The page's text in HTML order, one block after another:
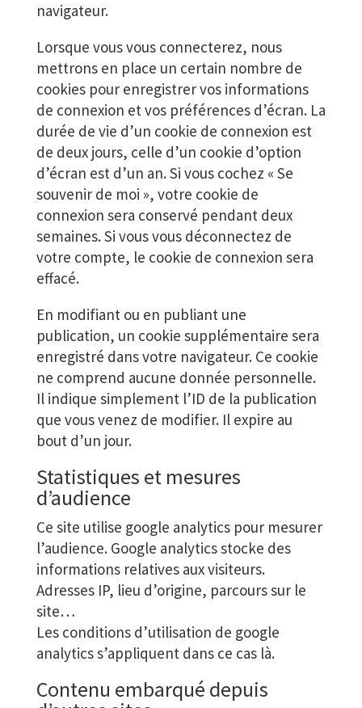
navigateur.
Lorsque vous vous connecterez, nous
mettrons en place un certain nombre de
cookies pour enregistrer vos informations
de connexion et vos préférences d’écran. La
durée de vie d’un cookie de connexion est
de deux jours, celle d’un cookie d’option
d’écran est d’un an. Si vous cochez « Se
souvenir de moi », votre cookie de
connexion sera conservé pendant deux
semaines. Si vous vous déconnectez de
votre compte, le cookie de connexion sera
effacé.
En modifiant ou en publiant une
publication, un cookie supplémentaire sera
enregistré dans votre navigateur. Ce cookie
ne comprend aucune donnée personnelle.
Il indique simplement l’ID de la publication
que vous venez de modifier. Il expire au
bout d’un jour.
Statistiques et mesures
d’audience
Ce site utilise google analytics pour mesurer
l’audience. Google analytics stocke des
informations relatives aux visiteurs.
Adresses IP, lieu d’origine, parcours sur le
site…
Les conditions d’utilisation de google
analytics s’appliquent dans ce cas là.
Contenu embarqué depuis